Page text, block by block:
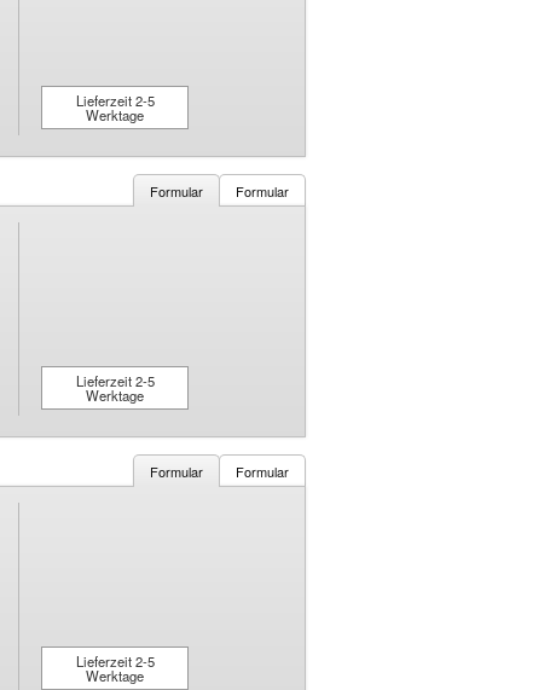
Lieferzeit 2-5
Werktage
Formular Formular
Lieferzeit 2-5
Werktage
Formular Formular
Lieferzeit 2-5
Werktage